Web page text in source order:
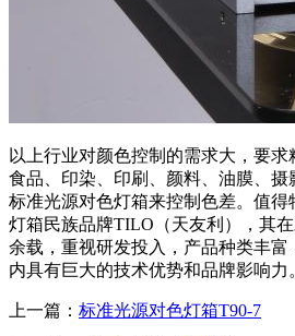
以上行业对颜色控制的需求大，要求
食品、印染、印刷、颜料、油膜、摄
标准光源对色灯箱来控制色差。值
灯箱民族品牌TILO（天友利），其
余载，重视研发投入，产品种类丰
内具有巨大的技术优势和品牌影响力
上一篇： 标准光源对色灯箱T90-7